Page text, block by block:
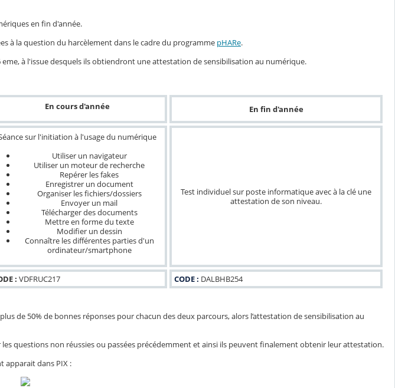
en fin d'année.
à la question du harcèlement dans le cadre du programme pHARe.
à l'issue desquels ils obtiendront une attestation de sensibilisation au numérique.
En cours d'année En fin d'année
sur l'initiation à l'usage du numérique
Utiliser un navigateur
Utiliser un moteur de recherche
Repérer les fakes
Enregistrer un document
Organiser les fichiers/dossiers
Envoyer un mail
Télécharger des documents
Mettre en forme du texte
Modifier un dessin
Connaître les différentes parties d'un
ordinateur/smartphone
Test individuel sur poste informatique avec à la clé une
attestation de son niveau.
: VDFRUC217 CODE : DALBHB254
de 50% de bonnes réponses pour chacun des deux parcours, alors l’attestation de sensibilisation au
questions non réussies ou passées précédemment et ainsi ils peuvent finalement obtenir leur attestation.
apparait dans PIX :